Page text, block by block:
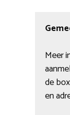
Meer
de
en